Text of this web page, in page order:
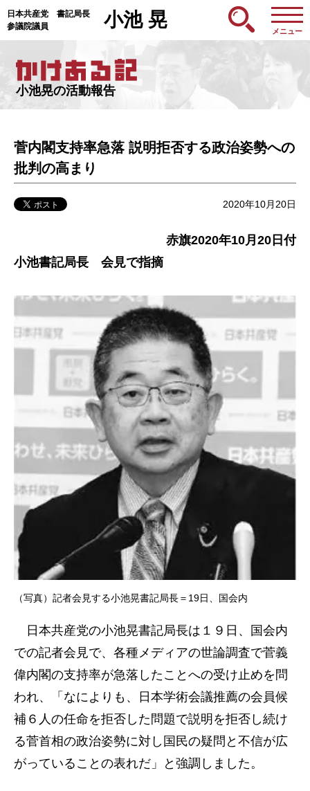
日本共産党 書記局長
参議院議員
小池 晃
メニュー
小池晃の活動報告
菅内閣支持率急落 説明拒否する政治姿勢への
批判の高まり
2020年10月20日
赤旗2020年10月20日付
小池書記局長 会見で指摘
（写真）記者会見する小池晃書記局長＝19日、国会内
日本共産党の小池晃書記局長は１９日、国会内
での記者会見で、各種メディアの世論調査で菅義
偉内閣の支持率が急落したことへの受け止めを問
われ、「なによりも、日本学術会議推薦の会員候
補６人の任命を拒否した問題で説明を拒否し続け
る菅首相の政治姿勢に対し国民の疑問と不信が広
がっていることの表れだ」と強調しました。